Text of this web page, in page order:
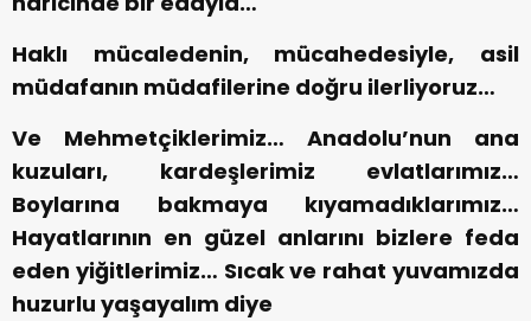
Haklı mücaledenin, mücahedesiyle, asil
müdafanın müdafilerine doğru ilerliyoruz…
Ve Mehmetçiklerimiz… Anadolu’nun ana
kuzuları, kardeşlerimiz evlatlarımız…
Boylarına bakmaya kıyamadıklarımız…
Hayatlarının en güzel anlarını bizlere feda
eden yiğitlerimiz… Sıcak ve rahat yuvamızda
huzurlu yaşayalım diye